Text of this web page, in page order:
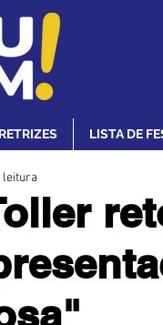
LISTA DE
leitura